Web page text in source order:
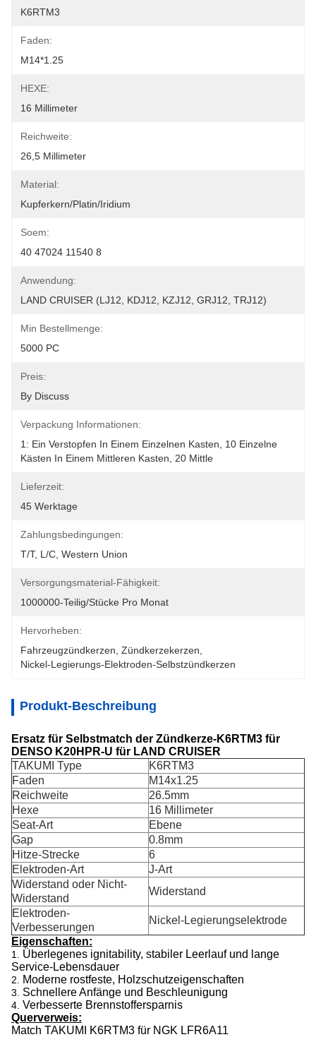
K6RTM3
Faden:
M14*1.25
HEXE:
16 Millimeter
Reichweite:
26,5 Millimeter
Material:
Kupferkern/Platin/Iridium
Soem:
40 47024 11540 8
Anwendung:
LAND CRUISER (LJ12, KDJ12, KZJ12, GRJ12, TRJ12)
Min Bestellmenge:
5000 PC
Preis:
By Discuss
Verpackung Informationen:
1: Ein Verstopfen In Einem Einzelnen Kasten, 10 Einzelne
Kästen In Einem Mittleren Kasten, 20 Mittle
Lieferzeit:
45 Werktage
Zahlungsbedingungen:
T/T, L/C, Western Union
Versorgungsmaterial-Fähigkeit:
1000000-Teilig/Stücke Pro Monat
Hervorheben:
Fahrzeugzündkerzen Zündkerzekerzen
Nickel-Legierungs-Elektroden-Selbstzündkerzen
Produkt-Beschreibung
Ersatz für Selbstmatch der Zündkerze-K6RTM3 für
DENSO K20HPR-U für LAND CRUISER
TAKUMI Type
K6RTM3
Faden
M14x1.25
Reichweite
26.5mm
Hexe
16 Millimeter
Seat-Art
Ebene
Gap
0.8mm
Hitze-Strecke
6
Elektroden-Art
J-Art
Widerstand oder Nicht-
Widerstand
Widerstand
Elektroden-
Verbesserungen
Nickel-Legierungselektrode
Eigenschaften:
1. Überlegenes ignitability, stabiler Leerlauf und lange
Service-Lebensdauer
2. Moderne rostfeste, Holzschutzeigenschaften
3. Schnellere Anfänge und Beschleunigung
4. Verbesserte Brennstoffersparnis
Querverweis:
Match TAKUMI K6RTM3 für NGK LFR6A11